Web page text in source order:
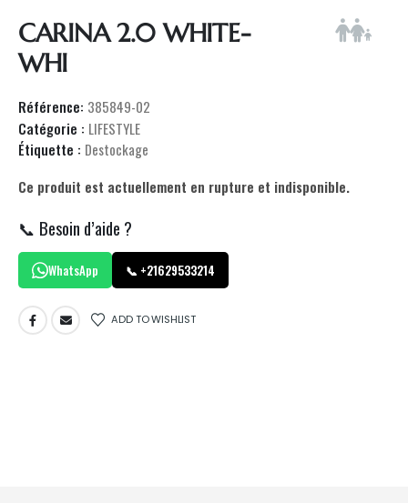
CARINA 2.0 WHITE-
WHI
Référence: 385849-02
Catégorie : LIFESTYLE
Étiquette : Destockage
Ce produit est actuellement en rupture et indisponible.
📞 Besoin d’aide ?
WhatsApp 📞 +21629533214
ADD TO WISHLIST